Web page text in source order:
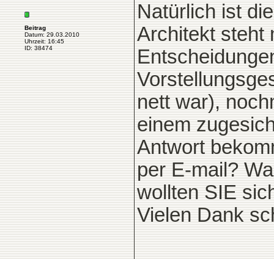
Beitrag
Datum: 29.03.2010
Uhrzeit: 16:45
ID: 38474
Natürlich ist
Architekt steht
nett war),
einem
Antwort
per E-mail?
wollten SIE
Vielen Dank